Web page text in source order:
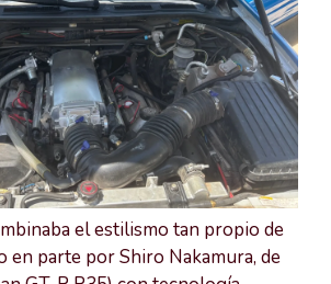
el estilismo tan propio de
en parte por Shiro Nakamura, de